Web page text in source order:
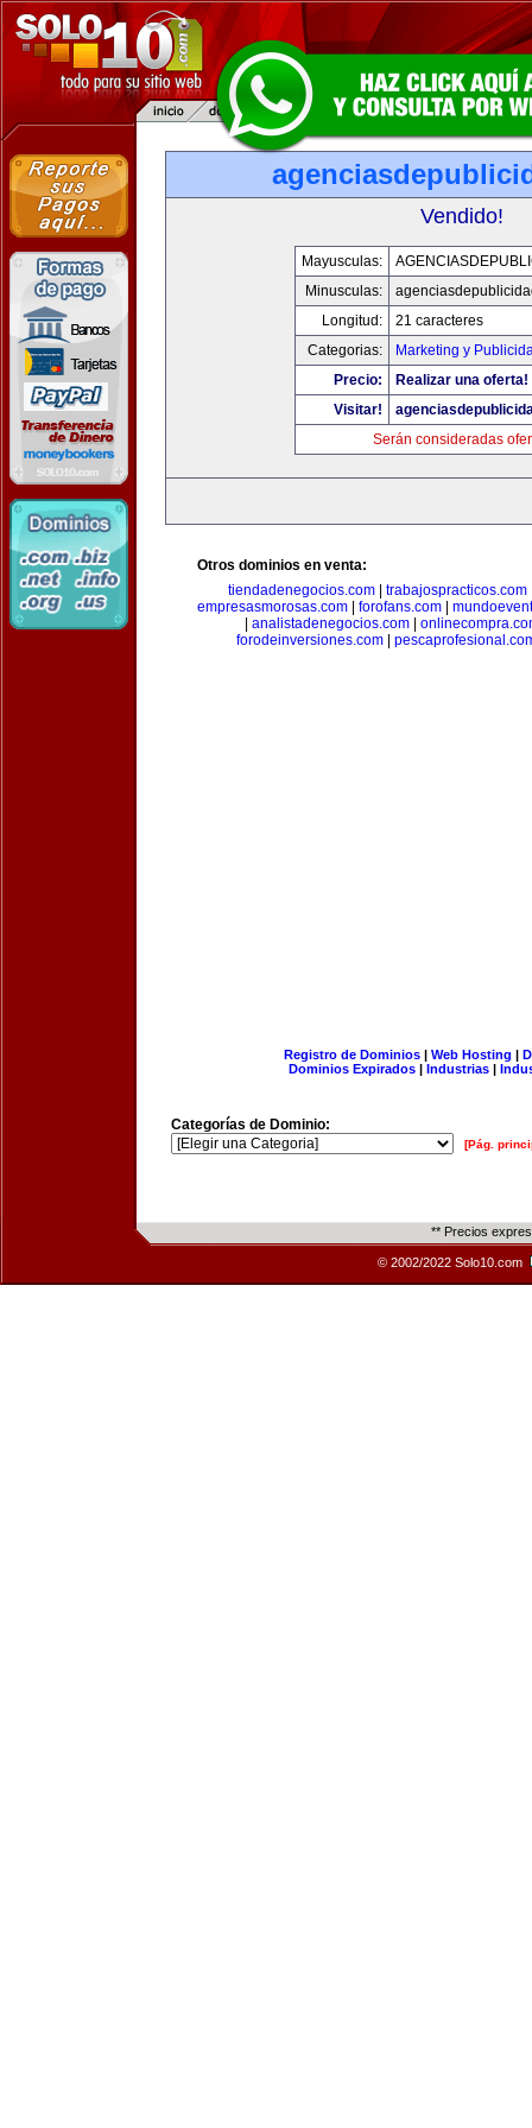
Vendido!
Mayusculas:
Minusculas:
Longitud:
21 caracteres
Categorias:
Marketing y
Precio:
Realizar una oferta!
Visitar!
Serán consideradas
Otros dominios en venta:
tiendadenegocios.com
trabajospracticos.com
empresasmorosas.com
forofans.com
analistadenegocios.com
forodeinversiones.com
Registro de Dominios| Web Hosting |
Dominios Expirados | Industrias |
Categorías de Dominio:
[Pág.
** Precios
© 2002/2022 Solo10.com